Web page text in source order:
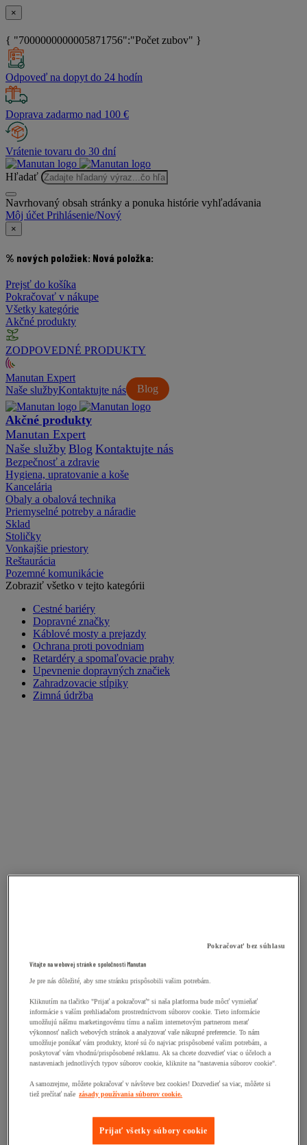
×
{ "7000000000005871756":"Počet zubov" }
Odpoveď na dopyt do 24 hodín
Doprava zadarmo nad 100 €
Vrátenie tovaru do 30 dní
Hľadať
Navrhovaný obsah stránky a ponuka histórie vyhľadávania
Môj účet Prihlásenie/Nový
×
% nových položiek: Nová položka:
Prejsť do košíka
Pokračovať v nákupe
Všetky kategórie
Akčné produkty
ZODPOVEDNÉ PRODUKTY
Manutan Expert
Naše služby
Blog
Kontaktujte nás
Akčné produkty
Manutan Expert
Naše služby Blog Kontaktujte nás
Bezpečnosť a zdravie
Hygiena, upratovanie a koše
Kancelária
Obaly a obalová technika
Priemyselné potreby a náradie
Sklad
Stoličky
Vonkajšie priestory
Reštaurácia
Pozemné komunikácie
Zobraziť všetko v tejto kategórii
Cestné bariéry
Dopravné značky
Káblové mosty a prejazdy
Ochrana proti povodniam
Retardéry a spomaľovacie prahy
Upevnenie dopravných značiek
Zahradzovacie stĺpiky
Zimná údržba
Pokračovať bez súhlasu
Vitajte na webovej stránke spoločnosti Manutan
Je pre nás dôležité, aby sme stránku prispôsobili vašim potrebám.
Kliknutím na tlačitko "Prijať a pokračovať" si naša platforma bude môcť vymieňať
informácie s vaším prehliadačom prostredníctvom súborov cookie. Tieto informácie
umožňujú nášmu marketingovému tímu a našim internetovým partnerom merať
výkonnosť našich webových stránok a analyzovať vaše nákupné preferencie. To nám
umožňuje ponúkať vám produkty, ktoré sú čo najviac prispôsobené vašim potrebám, a
poskytovať vám vhodnú/prispôsobené reklamu. Ak sa chcete dozvedieť viac o účeloch a
nastaveniach jednotlivých typov súborov cookie, kliknite na "nastavenia súborov cookie".
A samozrejme, môžete pokračovať v návšteve bez cookies! Dozvedieť sa viac, môžete si
tiež prečítať naše zásady používania súborov cookie.
Prijať všetky súbory cookie